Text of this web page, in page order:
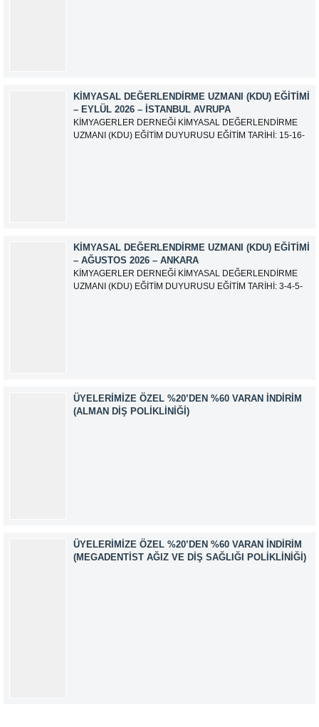
KIMYASAL DEĞERLENDIRME UZMANI (KDU) EĞITIMI
– EYLÜL 2026 – İSTANBUL AVRUPA
KİMYAGERLER DERNEĞİ KİMYASAL DEĞERLENDİRME
UZMANI (KDU) EĞİTİM DUYURUSU EĞİTİM TARİHİ: 15-16-
KIMYASAL DEĞERLENDIRME UZMANI (KDU) EĞITIMI
– AĞUSTOS 2026 – ANKARA
KİMYAGERLER DERNEĞİ KİMYASAL DEĞERLENDİRME
UZMANI (KDU) EĞİTİM DUYURUSU EĞİTİM TARİHİ: 3-4-5-
ÜYELERIMIZE ÖZEL %20’DEN %60 VARAN İNDIRIM
(ALMAN DIŞ POLIKLINIĞI)
ÜYELERIMIZE ÖZEL %20’DEN %60 VARAN İNDIRIM
(MEGADENTIST AĞIZ VE DIŞ SAĞLIĞI POLIKLINIĞI)